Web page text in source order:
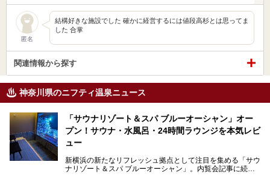
匿名
結構好きな施設でした 確かに経営するには値段高杉とは思ってま
した 合掌
関連情報から探す
神奈川県のニフティ温泉ニュース
「サウナリゾート＆スパ ブルーオーシャン」オー
プン！サウナ・水風呂・24時間ラウンジを本気レビ
ュー
新横浜の新たなリフレッシュ拠点として注目を集める「サウ
ナリゾート＆スパ ブルーオーシャン」。内覧会記事に続